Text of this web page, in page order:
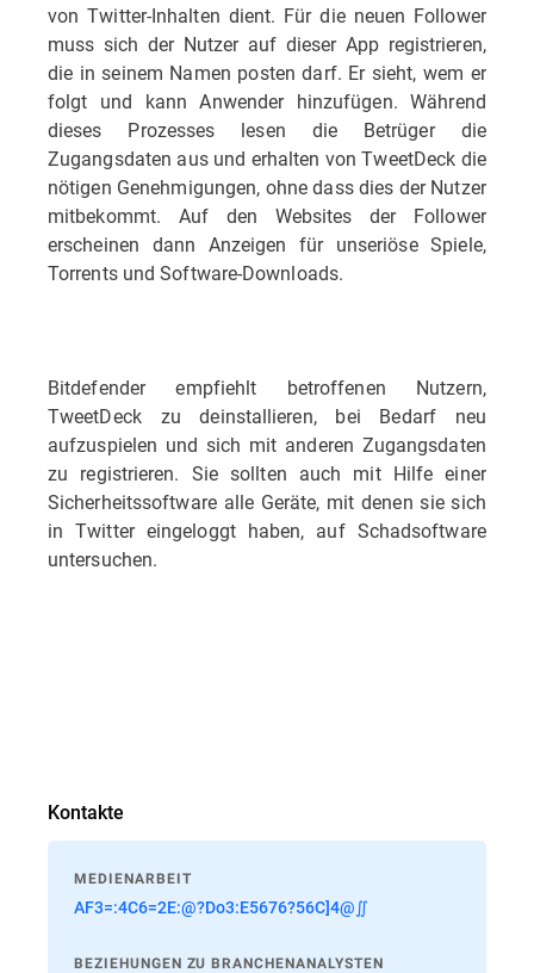
von Twitter-Inhalten dient. Für die neuen Follower
muss sich der Nutzer auf dieser App registrieren,
die in seinem Namen posten darf. Er sieht, wem er
folgt und kann Anwender hinzufügen. Während
dieses Prozesses lesen die Betrüger die
Zugangsdaten aus und erhalten von TweetDeck die
nötigen Genehmigungen, ohne dass dies der Nutzer
mitbekommt. Auf den Websites der Follower
erscheinen dann Anzeigen für unseriöse Spiele,
Torrents und Software-Downloads.
Bitdefender empfiehlt betroffenen Nutzern,
TweetDeck zu deinstallieren, bei Bedarf neu
aufzuspielen und sich mit anderen Zugangsdaten
zu registrieren. Sie sollten auch mit Hilfe einer
Sicherheitssoftware alle Geräte, mit denen sie sich
in Twitter eingeloggt haben, auf Schadsoftware
untersuchen.
Kontakte
MEDIENARBEIT
AF3=:4C6=2E:@?Do3:E5676?56C]4@∬
BEZIEHUNGEN ZU BRANCHENANALYSTEN